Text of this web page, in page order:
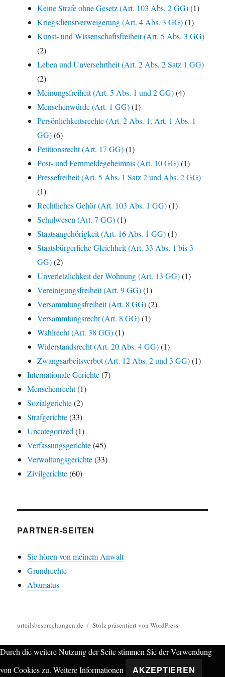
Keine Strafe ohne Gesetz (Art. 103 Abs. 2 GG)(1)
Kriegsdienstverweigerung (Art. 4 Abs. 3 GG)(1)
Kunst- und Wissenschaftsfreiheit (Art. 5 Abs. 3 GG)
(2)
Leben und Unversehrtheit (Art. 2 Abs. 2 Satz 1 GG)
(2)
Meinungsfreiheit (Art. 5 Abs. 1 und 2 GG)(4)
Menschenwürde (Art. 1 GG)(1)
Persönlichkeitsrechte (Art. 2 Abs. 1, Art. 1 Abs. 1
GG)(6)
Petitionsrecht (Art. 17 GG)(1)
Post- und Fernmeldegeheimnis (Art. 10 GG)(1)
Pressefreiheit (Art. 5 Abs. 1 Satz 2 und Abs. 2 GG)
(1)
Rechtliches Gehör (Art. 103 Abs. 1 GG)(1)
Schulwesen (Art. 7 GG)(1)
Staatsangehörigkeit (Art. 16 Abs. 1 GG)(1)
Staatsbürgerliche Gleichheit (Art. 33 Abs. 1 bis 3
GG)(2)
Unverletzlichkeit der Wohnung (Art. 13 GG)(1)
Vereinigungsfreiheit (Art. 9 GG)(1)
Versammlungsfreiheit (Art. 8 GG)(2)
Versammlungsrecht (Art. 8 GG)(1)
Wahlrecht (Art. 38 GG)(1)
Widerstandsrecht (Art. 20 Abs. 4 GG)(1)
Zwangsarbeitsverbot (Art. 12 Abs. 2 und 3 GG)(1)
Internationale Gerichte(7)
Menschenrecht(1)
Sozialgerichte(2)
Strafgerichte(33)
Uncategorized (1)
Verfassungsgerichte(45)
Verwaltungsgerichte(33)
Zivilgerichte(60)
PARTNER-SEITEN
Sie hören von meinem Anwalt
Grundrechte
Abamatus
urteilsbesprechungen.de Stolz präsentiert von WordPress
Durch die weitere Nutzung der Seite stimmen Sie der Verwendung
von Cookies zu. Weitere Informationen AKZEPTIEREN